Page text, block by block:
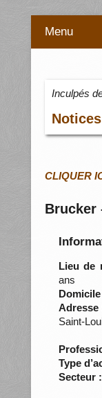
Menu
Inculpés
CLIQUER
Brucker
Lieu de
ans
Adresse
Saint-
Type
Secteur :